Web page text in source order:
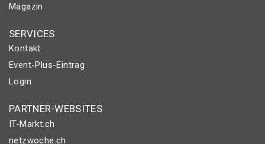
Magazin
SERVICES
Kontakt
Event-Plus-Eintrag
Login
PARTNER-WEBSITES
IT-Markt.ch
netzwoche.ch